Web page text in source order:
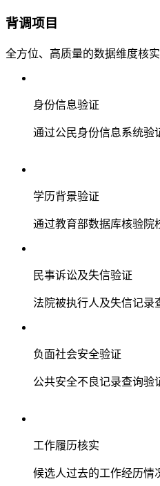
背调项目
全方位、高质量的数据维度核
身份信息验证
通过公民身份信息系统验
学历背景验证
通过教育部数据库核验院
民事诉讼及失信验证
法院被执行人及失信记录
负面社会安全验证
公共安全不良记录查询验
工作履历核实
候选人过去的工作经历情